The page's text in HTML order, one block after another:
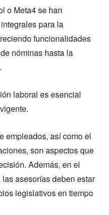
o Meta4 se han
para la
funcionalidades
nóminas hasta la
laboral es esencial
empleados, así como el
son aspectos que
Además, en el
asesorías deben estar
legislativos en tiempo